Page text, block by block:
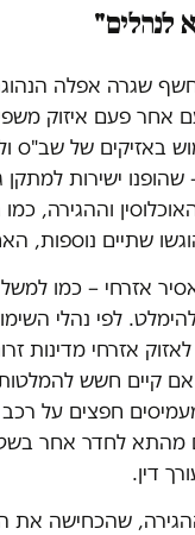
לנהלים"
חשף שגרה אפלה
אחר פעם איזוק
באזיקים של שב"ס
ישירות למתקן
וההגירה,
אזרחי – כמו
לפי נהלי
לאזוק אזרחי מדינות
קיים חשש
חפצים על
מהתא לחדר אחר
דין.
שהכחישה את